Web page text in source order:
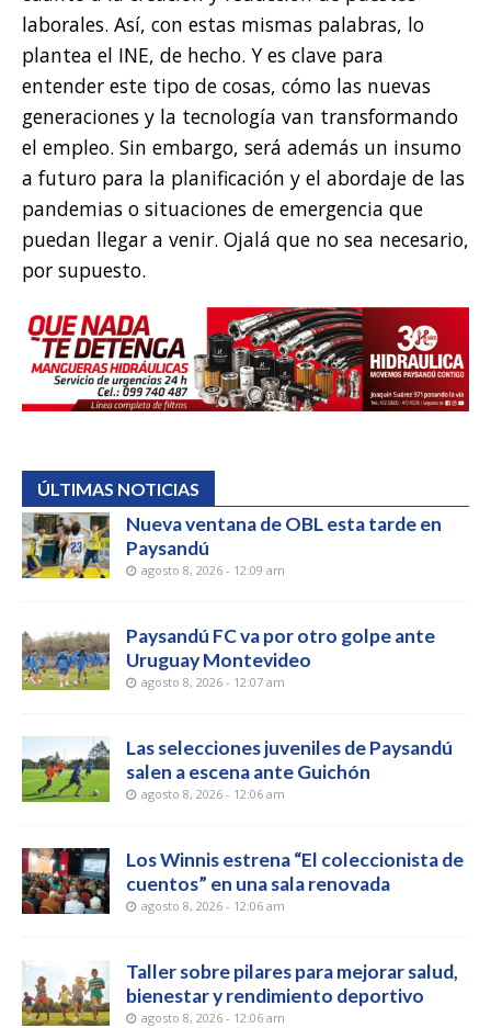
laborales. Así, con estas mismas palabras, lo
plantea el INE, de hecho. Y es clave para
entender este tipo de cosas, cómo las nuevas
generaciones y la tecnología van transformando
el empleo. Sin embargo, será además un insumo
a futuro para la planificación y el abordaje de las
pandemias o situaciones de emergencia que
puedan llegar a venir. Ojalá que no sea necesario,
por supuesto.
ÚLTIMAS NOTICIAS
Nueva ventana de OBL esta tarde en
Paysandú
agosto 8, 2026 - 12:09 am
Paysandú FC va por otro golpe ante
Uruguay Montevideo
agosto 8, 2026 - 12:07 am
Las selecciones juveniles de Paysandú
salen a escena ante Guichón
agosto 8, 2026 - 12:06 am
Los Winnis estrena “El coleccionista de
cuentos” en una sala renovada
agosto 8, 2026 - 12:06 am
Taller sobre pilares para mejorar salud,
bienestar y rendimiento deportivo
agosto 8, 2026 - 12:06 am